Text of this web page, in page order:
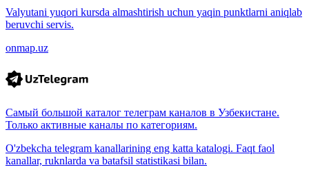
Valyutani yuqori kursda almashtirish uchun yaqin punktlarni aniqlab
beruvchi servis.
onmap.uz
Самый большой каталог телеграм каналов в Узбекистане.
Только активные каналы по категориям.
O'zbekcha telegram kanallarining eng katta katalogi. Faqt faol
kanallar, ruknlarda va batafsil statistikasi bilan.